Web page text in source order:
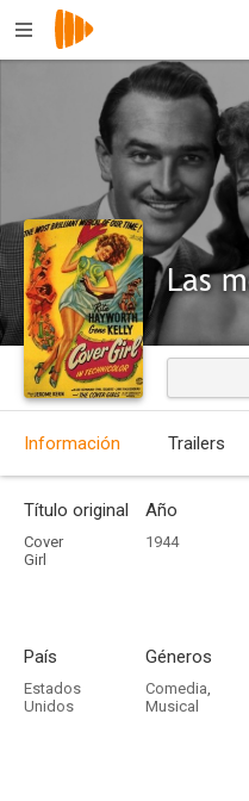
Las
Información Trailers
Título original
Cover
Girl
Año
1944
País
Estados
Unidos
Géneros
Comedia,
Musical